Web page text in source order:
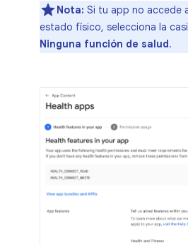
Nota: Si tu app no accede
estado físico, selecciona la
Ninguna función de salud.